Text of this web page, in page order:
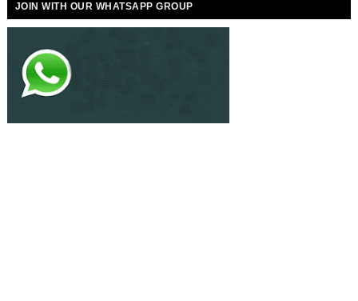
JOIN WITH OUR WHATSAPP GROUP